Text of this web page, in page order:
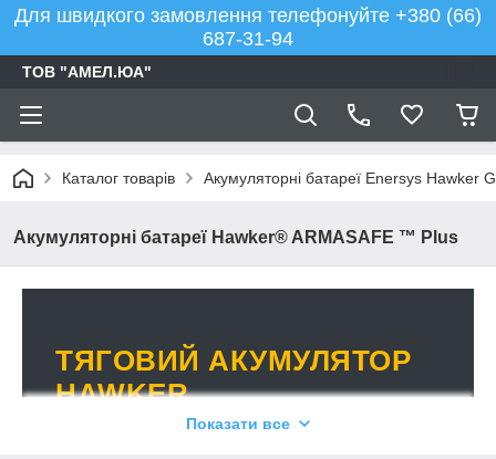
Для швидкого замовлення телефонуйте +380 (66)
687-31-94
ТОВ "АМЕЛ.ЮА"
Каталог товарів Акумуляторні батареї Enersys Hawker
Акумуляторні батареї Hawker® ARMASAFE ™ Plus
ТЯГОВИЙ АКУМУЛЯТОР
HAWKER
Тяговий акумулятор Hawker для
Показати все